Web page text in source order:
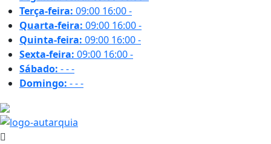
Terça-feira: 09:00 16:00-
Quarta-feira: 09:00 16:00-
Quinta-feira: 09:00 16:00-
Sexta-feira: 09:00 16:00-
Sábado: ---
Domingo: ---